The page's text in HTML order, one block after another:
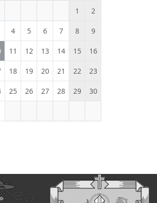
1 2
4 5 6 7 8 9
11 12 13 14 15 16
18 19 20 21 22 23
25 26 27 28 29 30